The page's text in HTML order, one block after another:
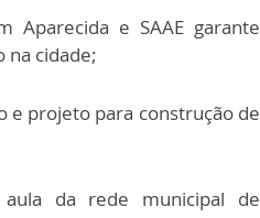
Aparecida e SAAE garante
cidade;
e projeto para construção de
da rede municipal de